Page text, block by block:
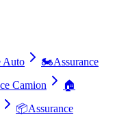
Auto 🏍️Assurance
Camion
🏠
📦Assurance